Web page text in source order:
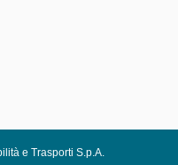
e Trasporti S.p.A.